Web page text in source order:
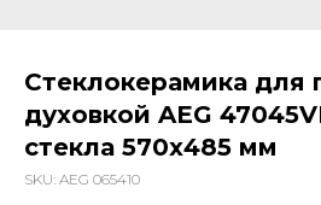
Стеклокерамика для
духовкой AEG
стекла 570х485 мм
SKU: AEG 065410